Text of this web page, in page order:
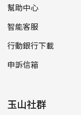
幫助中心
智能客服
行動銀行下載
申訴信箱
玉山社群